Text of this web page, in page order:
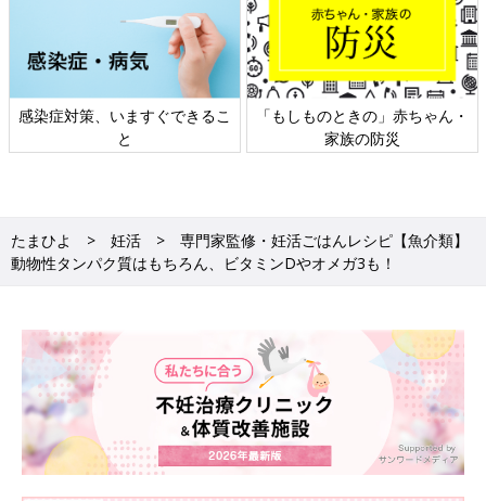
感染症対策、いますぐできるこ
と
「もしものときの」赤ちゃん・
家族の防災
たまひよ 妊活
専門家監修・妊活ごはんレシピ【魚介類】
動物性タンパク質はもちろん、ビタミンDやオメガ3も！